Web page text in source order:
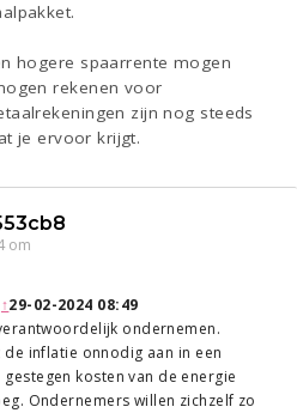
hogere spaarrente mogen
rekenen voor
zijn nog steeds
je ervoor krijgt.
om
↑29-02-2024 08:49
ondernemen.
de inflatie onnodig aan in een
kosten van de energie
Ondernemers willen zichzelf zo